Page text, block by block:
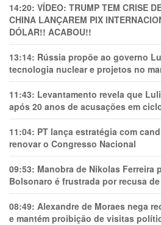
14:20: VÍDEO: TRUMP TEM CRlSE
CHINA LANÇAREM PIX
DÓLAR!! ACABOU!!
13:14: Rússia propõe ao governo
tecnologia nuclear e projetos no
11:43: Levantamento revela que
após 20 anos de acusações em
11:04: PT lança estratégia com
renovar o Congresso Nacional
09:53: Manobra de Nikolas Ferreira
Bolsonaro é frustrada por recusa de
08:49: Alexandre de Moraes nega
e mantém proibição de visitas